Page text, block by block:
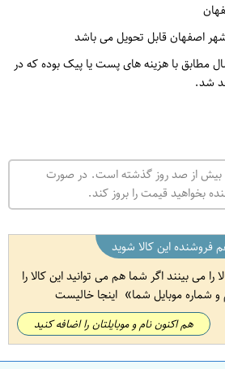
اصفهان قابل تحویل می باشد
مطابق با هزینه های پست یا پیک بوده که در
شد.
بیش از صد روز گذشته است. در صورت
بخواهید قیمت را بروز کند.
فروشنده این کالا شوید
را می بینند اگر شما هم می توانید این کالا را
و شماره موبایل شما اینجا خالیست
هم اکنون نام و موبایلتان را اضافه کنید